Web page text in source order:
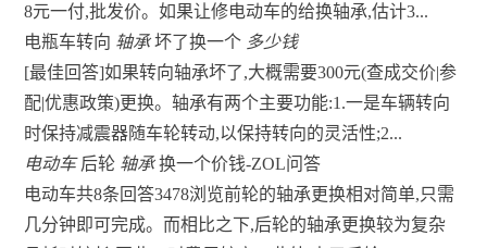
8元一付,批发价。如果让修电动车的给换轴承,估计3...
电瓶车转向 轴承坏了换一个 多少钱
[最佳回答]如果转向轴承坏了,大概需要300元(查成交价|参
配|优惠政策)更换。轴承有两个主要功能:1.一是车辆转向
时保持减震器随车轮转动,以保持转向的灵活性;2...
电动车后轮 轴承换一个价钱-ZOL问答
电动车共8条回答3478浏览前轮的轴承更换相对简单,只需
几分钟即可完成。而相比之下,后轮的轴承更换较为复杂